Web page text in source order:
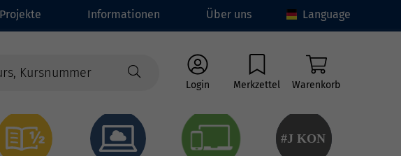
Projekte Informationen Über uns Language
Login Merkzettel Warenkorb
#J KON